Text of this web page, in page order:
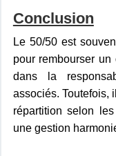
Conclusion
Le 50/50 est
pour rembourser un
dans la
associés. Toutefois,
répartition selon
une gestion